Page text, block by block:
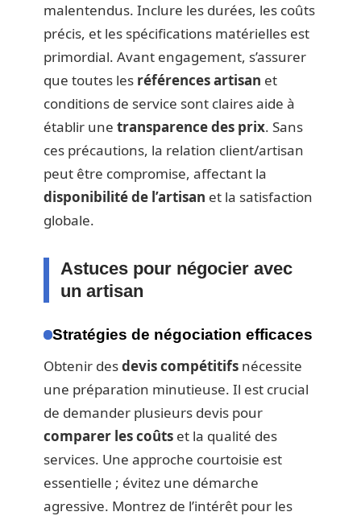
malentendus. Inclure les durées, les coûts
précis, et les spécifications matérielles est
primordial. Avant engagement, s’assurer
que toutes les références artisan et
conditions de service sont claires aide à
établir une transparence des prix. Sans
ces précautions, la relation client/artisan
peut être compromise, affectant la
disponibilité de l’artisan et la satisfaction
globale.
Astuces pour négocier avec
un artisan
Stratégies de négociation efficaces
Obtenir desdevis compétitifs nécessite
une préparation minutieuse. Il est crucial
de demander plusieurs devis pour
comparer les coûts et la qualité des
services. Une approche courtoisie est
essentielle ; évitez une démarche
agressive. Montrez de l’intérêt pour les